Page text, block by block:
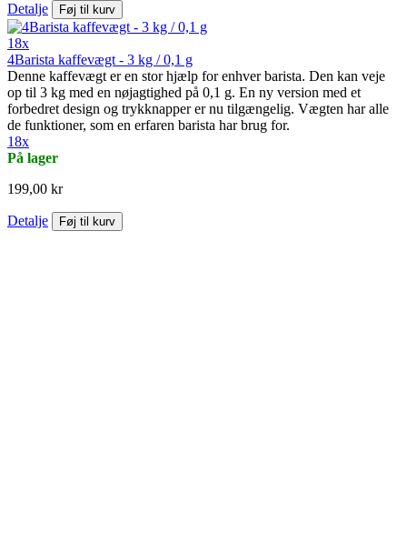
Detalje Føj til kurv
18x
4Barista kaffevægt - 3 kg / 0,1 g
Denne kaffevægt er en stor hjælp for enhver barista. Den kan veje
op til 3 kg med en nøjagtighed på 0,1 g. En ny version med et
forbedret design og trykknapper er nu tilgængelig. Vægten har alle
de funktioner, som en erfaren barista har brug for.
18x
På lager
199,00 kr
Detalje Føj til kurv